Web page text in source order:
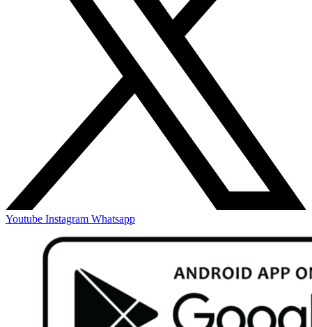
Youtube Instagram Whatsapp